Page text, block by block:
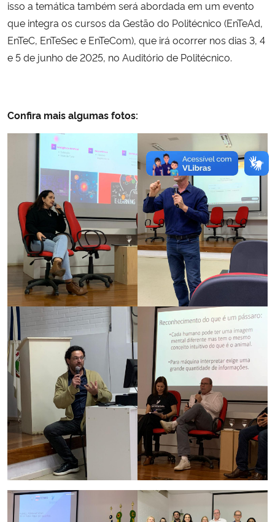
isso a temática também será abordada em um evento
que integra os cursos da Gestão do Politécnico (EnTeAd,
EnTeC, EnTeSec e EnTeCom), que irá ocorrer nos dias 3, 4
e 5 de junho de 2025, no Auditório de Politécnico.
Confira mais algumas fotos: